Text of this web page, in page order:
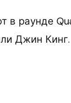
в раунде
Джин Кинг.